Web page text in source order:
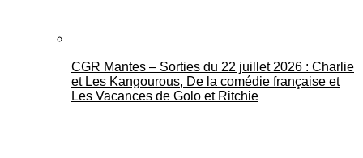
CGR Mantes – Sorties du 22 juillet 2026 : Charlie
et Les Kangourous, De la comédie française et
Les Vacances de Golo et Ritchie